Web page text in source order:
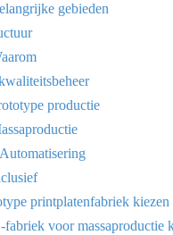
gebieden
productie
printplatenfabriek kiezen
fabriek voor massaproductie